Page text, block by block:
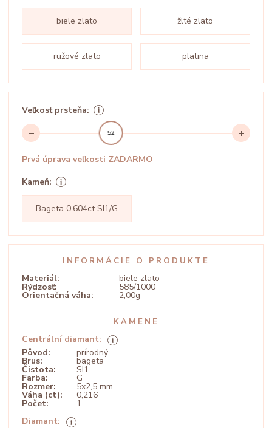
biele zlato žlté zlato
ružové zlato platina
Veľkosť prsteňa:
52
Prvá úprava veľkosti ZADARMO
Kameň:
Bageta 0,604ct SI1/G
INFORMÁCIE O PRODUKTE
Materiál: biele zlato
Rýdzosť: 585/1000
Orientačná váha: 2,00g
KAMENE
Centrální diamant:
Pôvod:
prírodný
Brus: bageta
Čistota: SI1
Farba: G
Rozmer: 5x2,5 mm
Váha (ct): 0,216
Počet:
1
Diamant: